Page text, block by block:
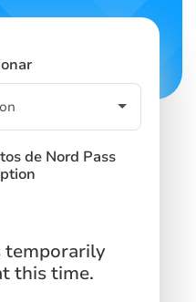
de Nord Pass
temporarily
this time.